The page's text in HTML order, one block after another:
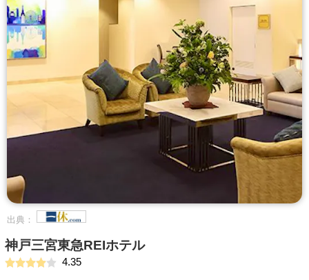
出典：
神戸三宮東急REIホテル
4.35